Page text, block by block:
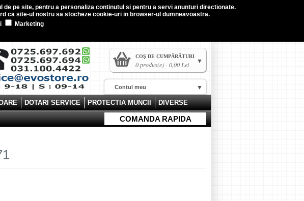
pe site, pentru a personaliza continutul si pentru a servi anunturi directionate.
ca site-ul nostru sa stocheze cookie-uri in browser-ul dumneavoastra.
Marketing
COŞ DE CUMPĂRĂTURI
0 produs(e) - 0,00 Lei
COMANDA RAPIDA
Contul meu
DOTARI SERVICE PROTECTIA MUNCII DIVERSE